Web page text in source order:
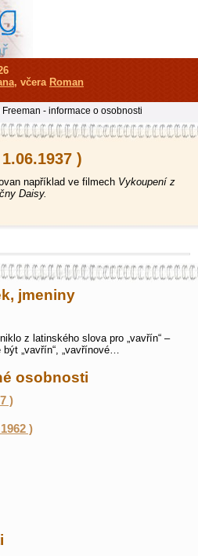
)
například ve filmech Vykoupení z
Daisy.
jmeniny
z latinského slova pro „vavřín“ –
„vavřín“, „vavřínové…
osobnosti
)
)
, včera Roman
- informace o osobnosti